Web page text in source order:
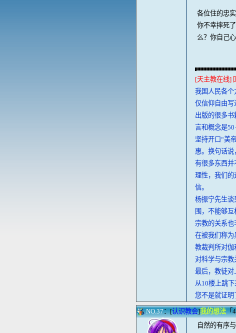
各位住的忠
你不幸摔死
么？你自己
[天主教在线]
我国人民各个
仅信仰自由写
出版的很多
言和概念是
坚持开口“美
惠。换句话说
有很多东西并
理性，我们的
信。
杨振宁先生谈
围，不能够
宗教的关系也
在被我们称为
教裁判所对伽
对科学与宗教
最后，教徒对
从10楼上跳
您不是就证明
NO.37：[认识教会]我的想法「
自然的有序